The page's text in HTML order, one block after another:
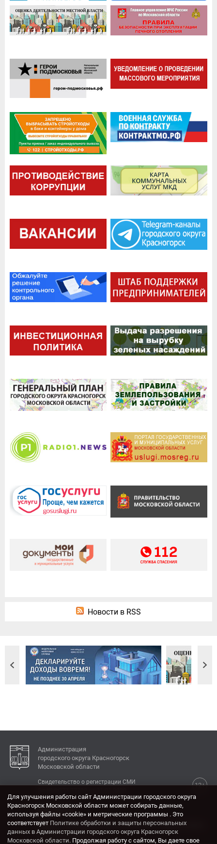
Новости в RSS
Администрация
городского округа Красногорск
Московской области
12+
Свидетельство о регистрации СМИ
КОНТАКТЫ
Адрес: 143404, Московская область, г. Красногорск,
ул. Ленина, дом 4.
Для улучшения работы сайт Администрации городского округа
Красногорск Московской области может собирать данные,
используя файлы «cookie» и метрические программы . Это
соответствует Политике обработки и защиты персональных
данных в Администрации городского округа Красногорск
Московской области. Продолжая работу с сайтом, Вы даете свое